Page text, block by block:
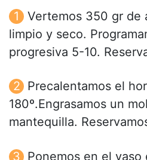
Vertemos 350 gr de
limpio y seco.
progresiva 5-10.
Precalentamos el
180º.Engrasamos un
mantequilla.
Ponemos en el vaso